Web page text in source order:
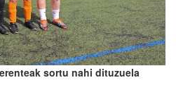
sortu nahi dituzuela